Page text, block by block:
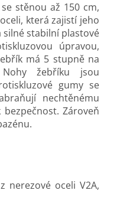
stěnou až 150 cm,
která zajistí jeho
stabilní plastové
úpravou,
má 5 stupně na
žebříku jsou
gumy se
nechtěnému
Zároveň
nerezové oceli V2A,